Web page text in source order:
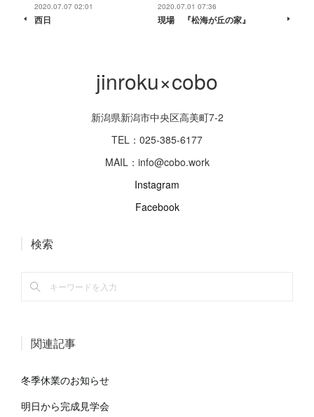
2020.07.07 02:01
西日
2020.07.01 07:36
現場 『松海が丘の家』
jinroku×cobo
新潟県新潟市中央区高美町7-2
TEL：025-385-6177
MAIL：info@cobo.work
Instagram
Facebook
検索
関連記事
冬季休業のお知らせ
明日から完成見学会